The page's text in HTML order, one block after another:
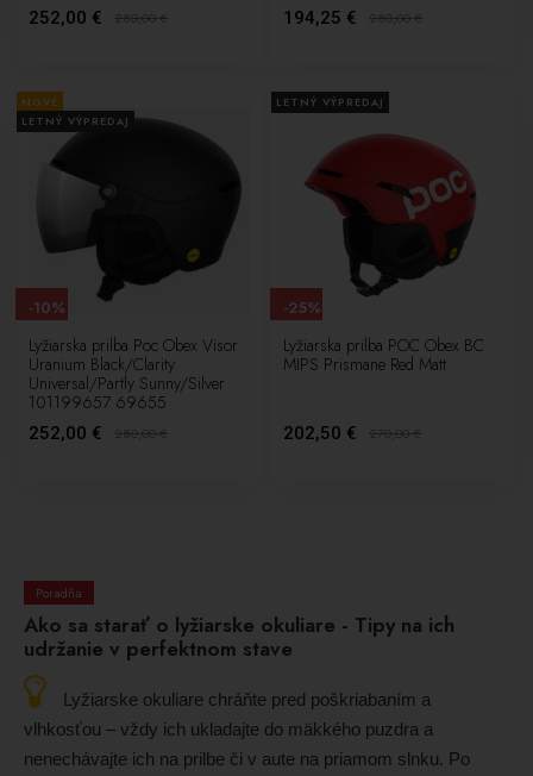
252,00 € 280,00€ 194,25 € 280,00€
NOVÉ
LETNÝ VÝPREDAJ
Lyžiarska prilba Poc Obex Visor
Uranium Black/Clarity
Universal/Partly Sunny/Silver
101199657 69655
252,00 € 280,00€
-10%
LETNÝ VÝPREDAJ
Lyžiarska prilba POC Obex BC
MIPS Prismane Red Matt
202,50 € 270,00€
-25%
Poradňa
Ako sa starať o lyžiarske okuliare - Tipy na ich
udržanie v perfektnom stave
Lyžiarske okuliare chráňte pred poškriabaním a
vlhkosťou – vždy ich ukladajte do mäkkého puzdra a
nenechávajte ich na prilbe či v aute na priamom slnku. Po